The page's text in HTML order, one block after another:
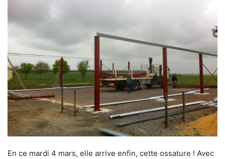
En ce mardi 4 mars, elle arrive enfin, cette ossature ! Avec